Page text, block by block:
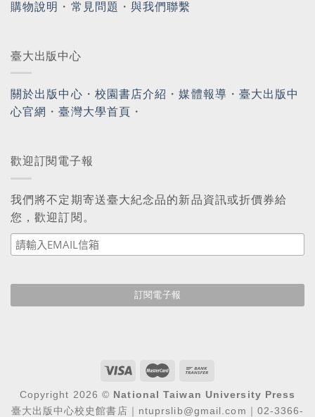
購物說明 ・ 常見問題 ・與我們聯繫
臺大出版中心
關於出版中心 ・ 校園書店介紹 ・媒體報導 ・ 臺大出版中
心官網 ・臺灣大學首頁 ・
歡迎訂閱電子報
我們將不定期寄送臺大紀念品的新品資訊或折價券給
您，歡迎訂閱。
Copyright 2026 © National Taiwan University Press
臺大出版中心校史館書店｜ntuprslib@gmail.com｜02-3366-